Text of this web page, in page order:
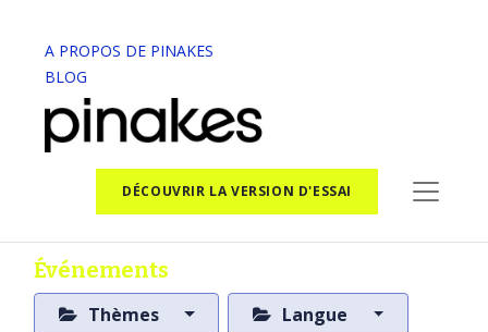
A PROPOS DE PINAKES
BLOG
DÉCOUVRIR LA VERSION D'ESSAI
Événements
Thèmes Langue